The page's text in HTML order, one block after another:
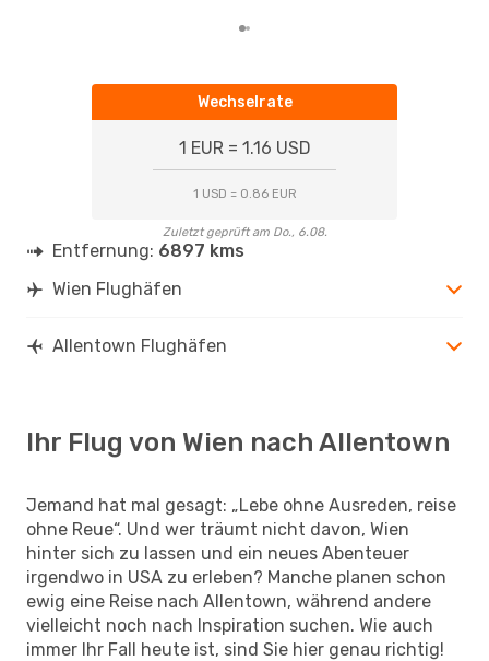
Wechselrate
1 EUR = 1.16 USD
1 USD = 0.86 EUR
Zuletzt geprüft am Do., 6.08.
Entfernung: 6897 kms
Wien Flughäfen
Allentown Flughäfen
Ihr Flug von Wien nach Allentown
Jemand hat mal gesagt: „Lebe ohne Ausreden, reise
ohne Reue“. Und wer träumt nicht davon, Wien
hinter sich zu lassen und ein neues Abenteuer
irgendwo in USA zu erleben? Manche planen schon
ewig eine Reise nach Allentown, während andere
vielleicht noch nach Inspiration suchen. Wie auch
immer Ihr Fall heute ist, sind Sie hier genau richtig!